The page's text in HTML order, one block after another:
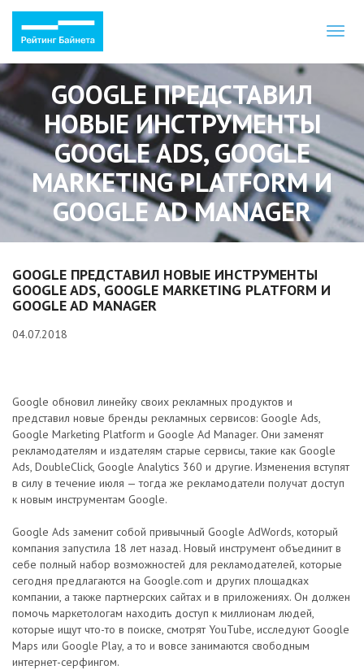
GOOGLE ПРЕДСТАВИЛ
НОВЫЕ ИНСТРУМЕНТЫ
GOOGLE ADS, GOOGLE
MARKETING PLATFORM И
GOOGLE AD MANAGER
GOOGLE ПРЕДСТАВИЛ НОВЫЕ ИНСТРУМЕНТЫ
GOOGLE ADS, GOOGLE MARKETING PLATFORM И
GOOGLE AD MANAGER
04.07.2018
Google обновил линейку своих рекламных продуктов и
представил новые бренды рекламных сервисов: Google Ads,
Google Marketing Platform и Google Ad Manager. Они заменят
рекламодателям и издателям старые сервисы, такие как Google
Ads, DoubleClick, Google Analytics 360 и другие. Изменения вступят
в силу в течение июля — тогда же рекламодатели получат доступ
к новым инструментам Google.
Google Ads заменит собой привычный Google AdWords, который
компания запустила 18 лет назад. Новый инструмент объединит в
себе полный набор возможностей для рекламодателей, которые
сегодня предлагаются на Google.com и других площадках
компании, а также партнерских сайтах и в приложениях. Он должен
помочь маркетологам находить доступ к миллионам людей,
которые ищут что-то в поиске, смотрят YouTube, исследуют Google
Maps или Google Play, а то и вовсе занимаются свободным
интернет-серфингом.